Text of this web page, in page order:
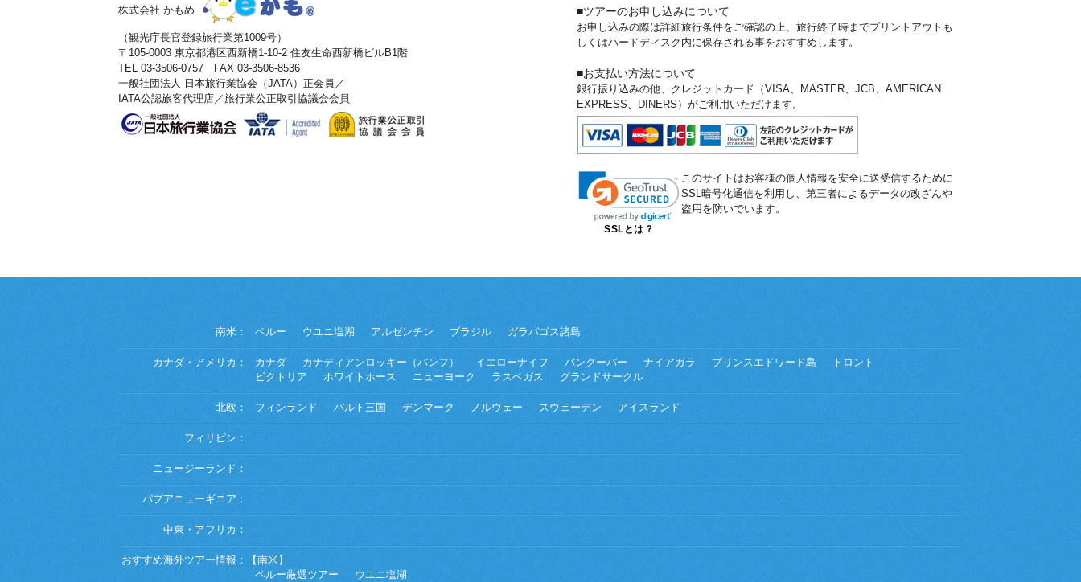
株式会社 かもめ
（観光庁長官登録旅行業第1009号）
〒105-0003 東京都港区西新橋1-10-2 住友生命西新橋ビルB1階
TEL 03-3506-0757 FAX 03-3506-8536
一般社団法人 日本旅行業協会（JATA）正会員／
IATA公認旅客代理店／旅行業公正取引協議会会員
■ツアーのお申し込みについて
お申し込みの際は詳細旅行条件をご確認の上、旅行終了時までプリントアウトも
しくはハードディスク内に保存される事をおすすめします。
■お支払い方法について
銀行振り込みの他、クレジットカード（VISA、MASTER、JCB、AMERICAN
EXPRESS、DINERS）がご利用いただけます。
SSLとは？
このサイトはお客様の個人情報を安全に送受信するために
SSL暗号化通信を利用し、第三者によるデータの改ざんや
盗用を防いでいます。
南米： ペルー ウユニ塩湖 アルゼンチン ブラジル ガラパゴス諸島
カナダ・アメリカ： カナダ カナディアンロッキー（バンフ） イエローナイフ バンクーバー ナイアガラ プリンスエドワード島
トロント
ビクトリア
ホワイトホース ニューヨーク ラスベガス グランドサークル
北欧： フィンランド バルト三国 デンマーク ノルウェー スウェーデン アイスランド
フィリピン：
ニュージーランド：
パプアニューギニア：
中東・アフリカ：
おすすめ海外ツアー情報：
【南米】
ペルー厳選ツアー
ウユニ塩湖